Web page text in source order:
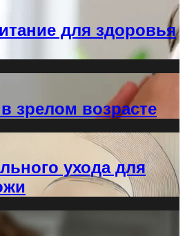
для здоровья
зрелом возрасте
ухода для